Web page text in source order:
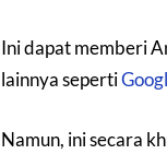
Ini dapat memberi
lainnya seperti
Namun, ini secara